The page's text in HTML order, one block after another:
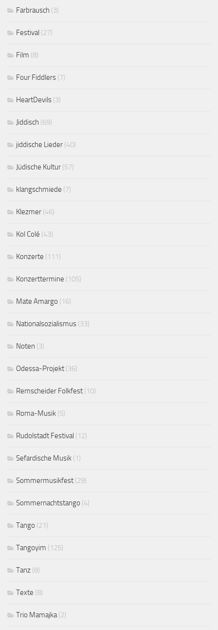
Farbrausch (3)
Festival (27)
Film (8)
Four Fiddlers (7)
HeartDevils (3)
Jiddisch (69)
jiddische Lieder (40)
Jüdische Kultur (57)
klangschmiede (7)
Klezmer (46)
Kol Colé (43)
Konzerte (111)
Konzerttermine (105)
Mate Amargo (16)
Nationalsozialismus (33)
Noten (3)
Odessa-Projekt (36)
Remscheider Folkfest (10)
Roma-Musik (5)
Rudolstadt Festival (12)
Sefardische Musik (1)
Sommermusikfest (29)
Sommernachtstango (4)
Tango (21)
Tangoyim (125)
Tanz (8)
Texte (8)
Trio Mamajka(2)